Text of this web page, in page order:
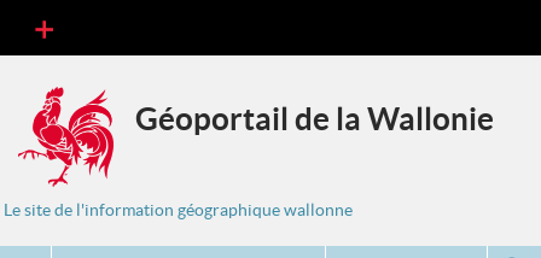
Géoportail de la Wallonie
Le site de l'information géographique wallonne